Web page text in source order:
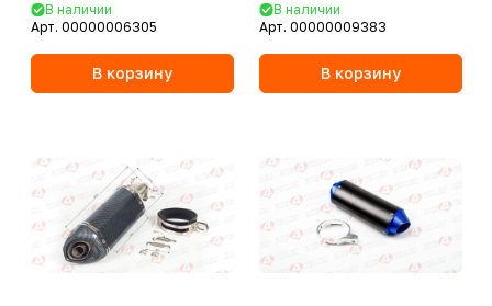
В наличии
Арт. 00000006305
В корзину
В наличии
Арт. 00000009383
В корзину